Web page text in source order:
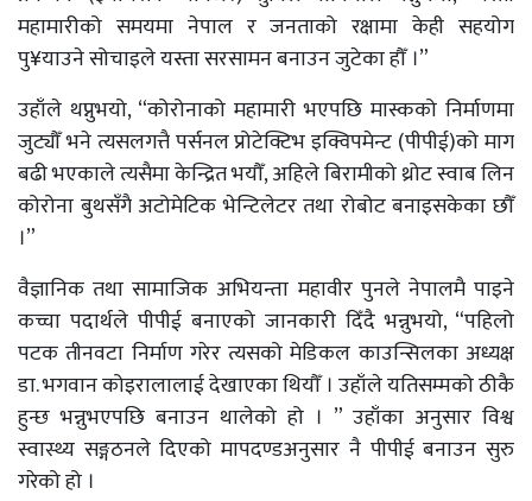
महामारीको समयमा नेपाल र जनताको रक्षामा केही सहयोग
पु¥याउने सोचाइले यस्ता सरसामन बनाउन जुटेका हौँ ।”
उहाँले थप्नुभयो, “कोरोनाको महामारी भएपछि मास्कको निर्माणमा
जुट्यौँ भने त्यसलगत्तै पर्सनल प्रोटेक्टिभ इक्विपमेन्ट (पीपीई)को माग
बढी भएकाले त्यसैमा केन्द्रित भयौँ, अहिले बिरामीको थ्रोट स्वाब लिन
कोरोना बुथसँगै अटोमेटिक भेन्टिलेटर तथा रोबोट बनाइसकेका छौँ
।”
वैज्ञानिक तथा सामाजिक अभियन्ता महावीर पुनले नेपालमै पाइने
कच्चा पदार्थले पीपीई बनाएको जानकारी दिँदै भन्नुभयो, “पहिलो
पटक तीनवटा निर्माण गरेर त्यसको मेडिकल काउन्सिलका अध्यक्ष
डा. भगवान कोइरालालाई देखाएका थियौँ । उहाँले यतिसम्मको ठीकै
हुन्छ भन्नुभएपछि बनाउन थालेको हो । ” उहाँका अनुसार विश्व
स्वास्थ्य सङ्गठनले दिएको मापदण्डअनुसार नै पीपीई बनाउन सुरु
गरेको हो ।